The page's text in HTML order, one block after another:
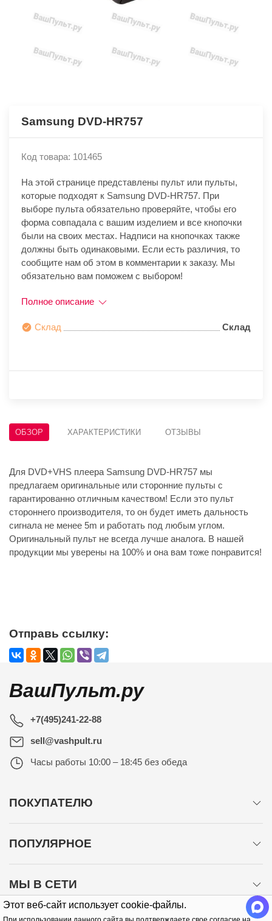
Этот веб-сайт использует cookie-файлы.
Samsung DVD-HR757
Код товара: 101465
На этой странице представлены пульт или пульты,
которые подходят к Samsung DVD-HR757. При
выборе пульта обязательно проверяйте, чтобы его
форма совпадала с вашим изделием и все кнопочки
были на своих местах. Надписи на кнопочках также
должны быть одинаковыми. Если есть различия, то
сообщите нам об этом в комментарии к заказу. Мы
обязательно вам поможем с выбором!
Полное описание
Склад Склад
ОБЗОР ХАРАКТЕРИСТИКИ ОТЗЫВЫ
Для DVD+VHS плеера Samsung DVD-HR757 мы
предлагаем оригинальные или сторонние пульты с
гарантированно отличным качеством! Если это пульт
стороннего производителя, то он будет иметь дальность
сигнала не менее 5m и работать под любым углом.
Оригинальный пульт не всегда лучше аналога. В нашей
продукции мы уверены на 100% и она вам тоже понравится!
Отправь ссылку:
ВашПульт.ру
+7(495)241-22-88
sell@vashpult.ru
Часы работы 10:00 – 18:45 без обеда
ПОКУПАТЕЛЮ
ПОПУЛЯРНОЕ
МЫ В СЕТИ